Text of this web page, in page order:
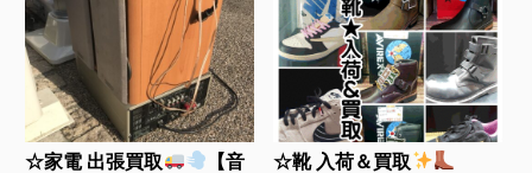
☆家電 出張買取
【音
☆靴 入荷＆買取